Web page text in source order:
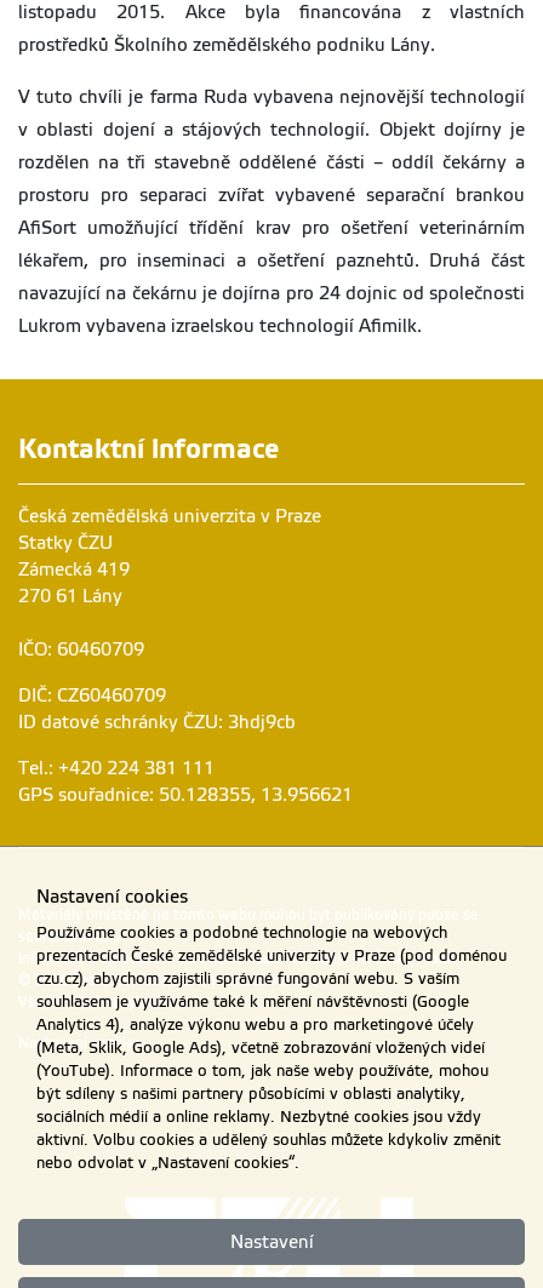
listopadu 2015. Akce byla financována z vlastních
prostředků Školního zemědělského podniku Lány.
V tuto chvíli je farma Ruda vybavena nejnovější technologií
v oblasti dojení a stájových technologií. Objekt dojírny je
rozdělen na tři stavebně oddělené části – oddíl čekárny a
prostoru pro separaci zvířat vybavené separační brankou
AfiSort umožňující třídění krav pro ošetření veterinárním
lékařem, pro inseminaci a ošetření paznehtů. Druhá část
navazující na čekárnu je dojírna pro 24 dojnic od společnosti
Lukrom vybavena izraelskou technologií Afimilk.
Kontaktní informace
Česká zemědělská univerzita v Praze
Statky ČZU
Zámecká 419
270 61 Lány
IČO: 60460709
DIČ: CZ60460709
ID datové schránky ČZU: 3hdj9cb
Tel.: +420 224 381 111
GPS souřadnice: 50.128355, 13.956621
Materiály umístěné na tomto webu mohou být publikovány pouze se
souhlasem ČZU.
Informace o zpracování a ochraně osobních údajů na ČZU v Praze.
© 2026 Česká zemědělská univerzita v Praze
Všechna práva vyhrazena
Nastavení cookies
Nastavení cookies
Používáme cookies a podobné technologie na webových
prezentacích České zemědělské univerzity v Praze (pod doménou
czu.cz), abychom zajistili správné fungování webu. S vaším
souhlasem je využíváme také k měření návštěvnosti (Google
Analytics 4), analýze výkonu webu a pro marketingové účely
(Meta, Sklik, Google Ads), včetně zobrazování vložených videí
(YouTube). Informace o tom, jak naše weby používáte, mohou
být sdíleny s našimi partnery působícími v oblasti analytiky,
sociálních médií a online reklamy. Nezbytné cookies jsou vždy
aktivní. Volbu cookies a udělený souhlas můžete kdykoliv změnit
nebo odvolat v „Nastavení cookies“.
Nastavení